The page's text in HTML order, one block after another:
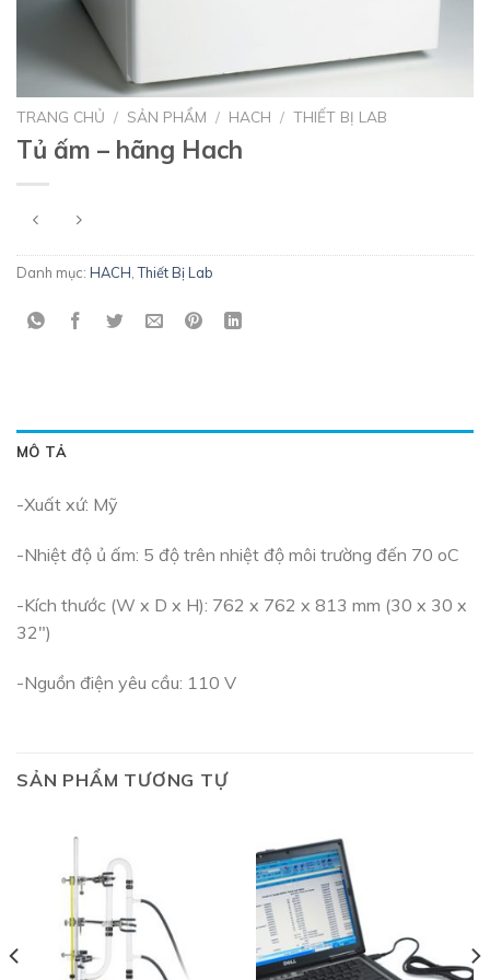
TRANG CHỦ / SẢN PHẨM / HACH / THIẾT BỊ LAB
Tủ ấm – hãng Hach
Danh mục: HACH,Thiết Bị Lab
MÔ TẢ
-Xuất xứ: Mỹ
-Nhiệt độ ủ ấm: 5 độ trên nhiệt độ môi trường đến 70 oC
-Kích thước (W x D x H): 762 x 762 x 813 mm (30 x 30 x
32″)
-Nguồn điện yêu cầu: 110 V
SẢN PHẨM TƯƠNG TỰ